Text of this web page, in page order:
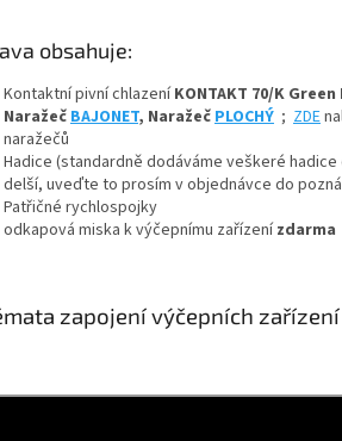
obsahuje:
Kontaktní pivní chlazeníKONTAKT 70/K Green
NaražečBAJONET, NaražečPLOCHÝ ; ZDE
naražečů
Hadice (standardně dodáváme veškeré
delší, uveďte to prosím v objednávce do
Patřičné rychlospojky
odkapová miska k výčepnímu zařízenízdarma
zapojení výčepních